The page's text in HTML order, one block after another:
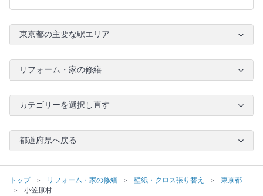
東京都の主要な駅エリア
リフォーム・家の修繕
カテゴリーを選択し直す
都道府県へ戻る
トップ リフォーム・家の修繕 壁紙・クロス張り替え
東京都
小笠原村